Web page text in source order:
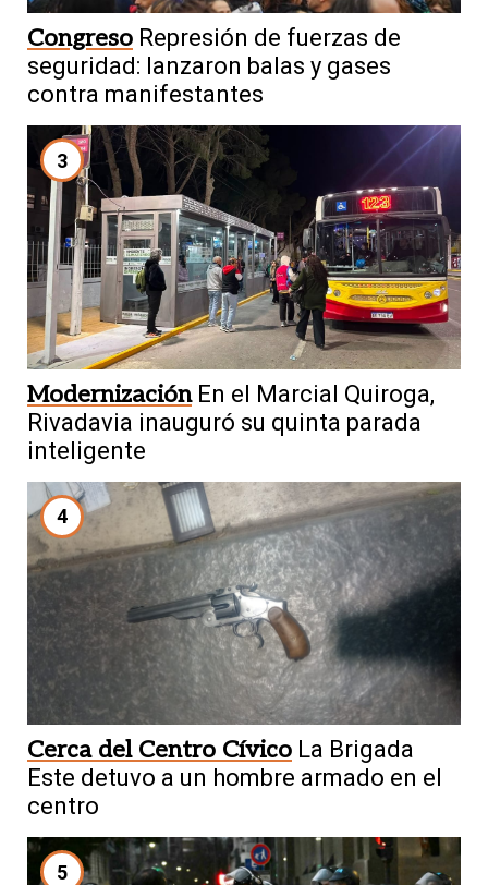
Congreso Represión de fuerzas de
seguridad: lanzaron balas y gases
contra manifestantes
3
Modernización En el Marcial Quiroga,
Rivadavia inauguró su quinta parada
inteligente
4
Cerca del Centro Cívico La Brigada
Este detuvo a un hombre armado en el
centro
5